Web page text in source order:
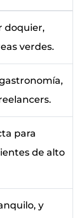
doquier,
verdes.
para
de alto
y